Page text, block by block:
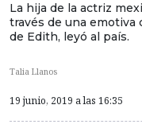
La hija de la actriz
través de una emotiva
de Edith, leyó al país.
Talia Llanos
19 junio, 2019 a las 16:35